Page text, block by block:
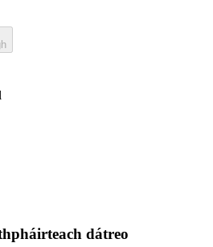
dátreo